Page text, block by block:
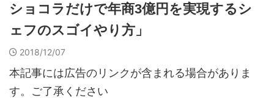
ショコラだけで年商3億円を実現するシ
ェフのスゴイやり方」
2018/12/07
本記事には広告のリンクが含まれる場合がありま
す。ご了承ください